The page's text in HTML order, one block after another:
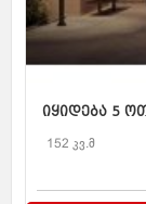
იყიდება 5
152 კვ.მ